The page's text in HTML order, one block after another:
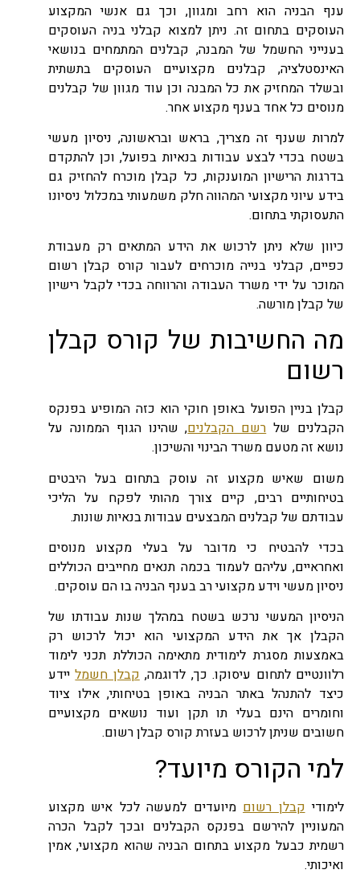
ענף הבניה הוא רחב ומגוון, וכך גם אנשי המקצוע
העוסקים בתחום זה. ניתן למצוא קבלני בניה העוסקים
בענייני החשמל של המבנה, קבלנים המתמחים בנושאי
האינסטלציה, קבלנים מקצועיים העוסקים בתשתית
ובשלד המחזיק את כל המבנה וכן עוד מגוון של קבלנים
מנוסים כל אחד בענף מקצוע אחר.
למרות שענף זה מצריך, בראש ובראשונה, ניסיון מעשי
בשטח בכדי לבצע עבודות בנאיות בפועל, וכן להתקדם
בדרגות הרישיון המוענקות, כל קבלן מוכרח להחזיק גם
בידע עיוני מקצועי המהווה חלק משמעותי במכלול ניסיונו
התעסוקתי בתחום.
כיוון שלא ניתן לרכוש את הידע המתאים רק מעבודת
כפיים, קבלני בנייה מוכרחים לעבור קורס קבלן רשום
המוכר על ידי משרד העבודה והרווחה בכדי לקבל רישיון
של קבלן מורשה.
מה החשיבות של קורס קבלן
רשום
קבלן בניין הפועל באופן חוקי הוא כזה המופיע בפנקס
הקבלנים שלרשם הקבלנים, שהינו הגוף הממונה על
נושא זה מטעם משרד הבינוי והשיכון.
משום שאיש מקצוע זה עוסק בתחום בעל היבטים
בטיחותיים רבים, קיים צורך מהותי לפקח על הליכי
עבודתם של קבלנים המבצעים עבודות בנאיות שונות.
בכדי להבטיח כי מדובר על בעלי מקצוע מנוסים
ואחראיים, עליהם לעמוד בכמה תנאים מחייבים הכוללים
ניסיון מעשי וידע מקצועי רב בענף הבניה בו הם עוסקים.
הניסיון המעשי נרכש בשטח במהלך שנות עבודתו של
הקבלן אך את הידע המקצועי הוא יכול לרכוש רק
באמצעות מסגרת לימודית מתאימה הכוללת תכני לימוד
רלוונטיים לתחום עיסוקו. כך, לדוגמה,קבלן חשמליידע
כיצד להתנהל באתר הבניה באופן בטיחותי, אילו ציוד
וחומרים הינם בעלי תו תקן ועוד נושאים מקצועיים
חשובים שניתן לרכוש בעזרת קורס קבלן רשום.
למי הקורס מיועד?
לימודי קבלן רשום מיועדים למעשה לכל איש מקצוע
המעוניין להירשם בפנקס הקבלנים ובכך לקבל הכרה
רשמית כבעל מקצוע בתחום הבניה שהוא מקצועי, אמין
ואיכותי.